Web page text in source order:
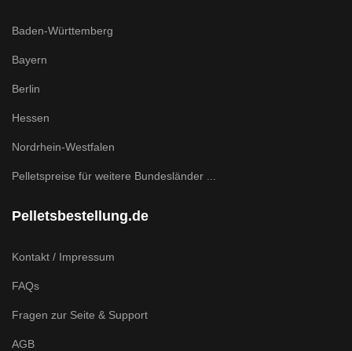
Baden-Württemberg
Bayern
Berlin
Hessen
Nordrhein-Westfalen
Pelletspreise für weitere Bundesländer ...
Pelletsbestellung.de
Kontakt / Impressum
FAQs
Fragen zur Seite & Support
AGB